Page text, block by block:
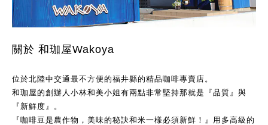
關於 和珈屋Wakoya
位於北陸中交通最不方便的福井縣的精品咖啡專賣店。
和珈屋的創辦人小林和美小姐有兩點非常堅持那就是『品質』與
『新鮮度』。
『咖啡豆是農作物，美味的秘訣和米一樣必須新鮮！』用多高級的